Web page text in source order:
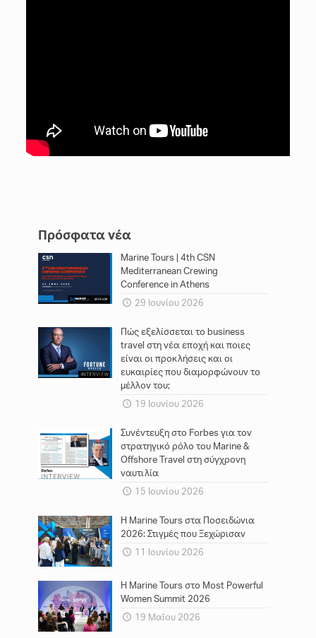
Πρόσφατα νέα
Marine Tours | 4th CSN
Mediterranean Crewing
Conference in Athens
29 Ιουνίου 2026
Πώς εξελίσσεται το business
travel στη νέα εποχή και ποιες
είναι οι προκλήσεις και οι
ευκαιρίες που διαμορφώνουν το
μέλλον του;
19 Ιουνίου 2026
Συνέντευξη στο Forbes για τον
στρατηγικό ρόλο του Marine &
Offshore Travel στη σύγχρονη
ναυτιλία
15 Ιουνίου 2026
Η Marine Tours στα Ποσειδώνια
2026: Στιγμές που Ξεχώρισαν
11 Ιουνίου 2026
Η Marine Tours στο Most Powerful
Women Summit 2026
19 Μαΐου 2026